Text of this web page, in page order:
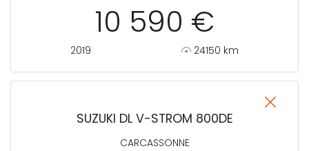
10 590 €
2019 24150 km
SUZUKI DL V-STROM 800DE
CARCASSONNE